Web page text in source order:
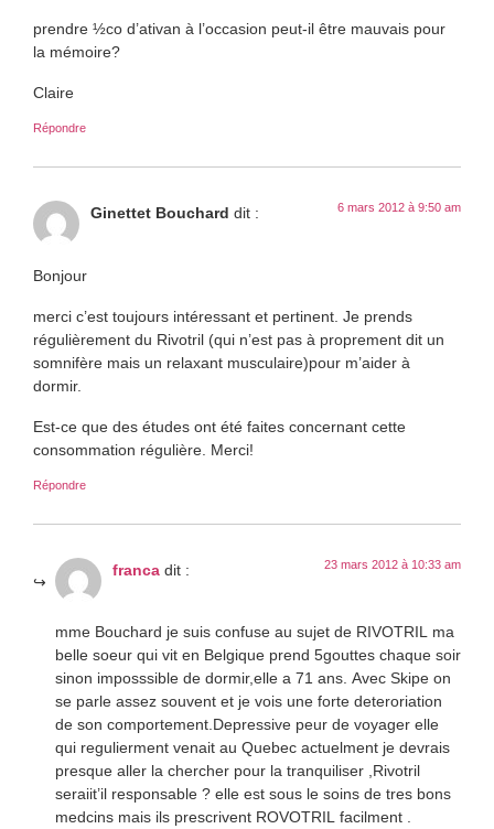
prendre ½co d’ativan à l’occasion peut-il être mauvais pour
la mémoire?
Claire
Répondre
Ginettet Bouchard dit : 6 mars 2012 à 9:50 am
Bonjour
merci c’est toujours intéressant et pertinent. Je prends
régulièrement du Rivotril (qui n’est pas à proprement dit un
somnifère mais un relaxant musculaire)pour m’aider à
dormir.
Est-ce que des études ont été faites concernant cette
consommation régulière. Merci!
Répondre
franca dit : 23 mars 2012 à 10:33 am
mme Bouchard je suis confuse au sujet de RIVOTRIL ma
belle soeur qui vit en Belgique prend 5gouttes chaque soir
sinon imposssible de dormir,elle a 71 ans. Avec Skipe on
se parle assez souvent et je vois une forte deteroriation
de son comportement.Depressive peur de voyager elle
qui regulierment venait au Quebec actuelment je devrais
presque aller la chercher pour la tranquiliser ,Rivotril
seraiit’il responsable ? elle est sous le soins de tres bons
medcins mais ils prescrivent ROVOTRIL facilment .